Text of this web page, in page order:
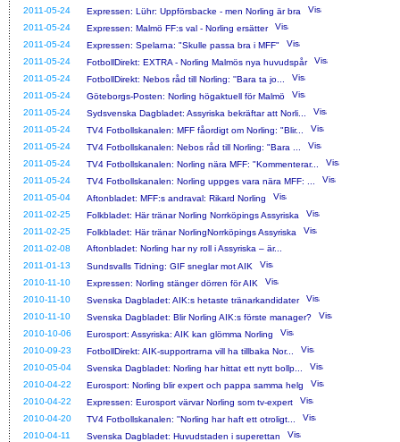
2011-05-24
Expressen: Lühr: Uppförsbacke - men Norling är bra
2011-05-24
Expressen: Malmö FF:s val - Norling ersätter
2011-05-24
Expressen: Spelarna: "Skulle passa bra i MFF"
2011-05-24
FotbollDirekt: EXTRA - Norling Malmös nya huvudspår
2011-05-24
FotbollDirekt: Nebos råd till Norling: ''Bara ta jo...
2011-05-24
Göteborgs-Posten: Norling högaktuell för Malmö
2011-05-24
Sydsvenska Dagbladet: Assyriska bekräftar att Norli...
2011-05-24
TV4 Fotbollskanalen: MFF fåordigt om Norling: "Blir...
2011-05-24
TV4 Fotbollskanalen: Nebos råd till Norling: "Bara ...
2011-05-24
TV4 Fotbollskanalen: Norling nära MFF: "Kommenterar...
2011-05-24
TV4 Fotbollskanalen: Norling uppges vara nära MFF: ...
2011-05-04
Aftonbladet: MFF:s andraval: Rikard Norling
2011-02-25
Folkbladet: Här tränar Norling Norrköpings Assyriska
2011-02-25
Folkbladet: Här tränar NorlingNorrköpings Assyriska
2011-02-08
Aftonbladet: Norling har ny roll i Assyriska – är...
2011-01-13
Sundsvalls Tidning: GIF sneglar mot AIK
2010-11-10
Expressen: Norling stänger dörren för AIK
2010-11-10
Svenska Dagbladet: AIK:s hetaste tränarkandidater
2010-11-10
Svenska Dagbladet: Blir Norling AIK:s förste manager?
2010-10-06
Eurosport: Assyriska: AIK kan glömma Norling
2010-09-23
FotbollDirekt: AIK-supportrarna vill ha tillbaka Nor...
2010-05-04
Svenska Dagbladet: Norling har hittat ett nytt bollp...
2010-04-22
Eurosport: Norling blir expert och pappa samma helg
2010-04-22
Expressen: Eurosport värvar Norling som tv-expert
2010-04-20
TV4 Fotbollskanalen: ''Norling har haft ett otroligt...
2010-04-11
Svenska Dagbladet: Huvudstaden i superettan